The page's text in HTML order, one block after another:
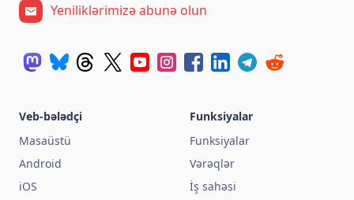
Yeniliklərimizə abunə olun
Veb-bələdçi
Masaüstü
Android
iOS
Funksiyalar
Funksiyalar
Vərəqlər
İş sahəsi